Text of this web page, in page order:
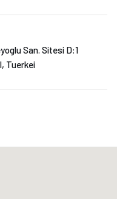
San. Sitesi D:1
Tuerkei